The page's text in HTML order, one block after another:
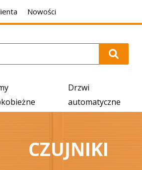
Nowości
Drzwi
automatyczne
CZUJNIKI